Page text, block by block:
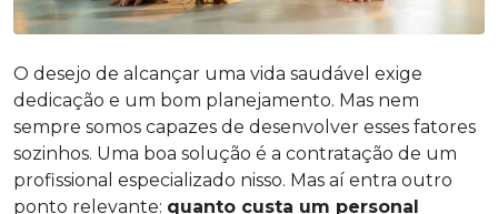
O desejo de alcançar uma vida saudável exige
dedicação e um bom planejamento. Mas nem
sempre somos capazes de desenvolver esses fatores
sozinhos. Uma boa solução é a contratação de um
profissional especializado nisso. Mas aí entra outro
ponto relevante: quanto custa um personal